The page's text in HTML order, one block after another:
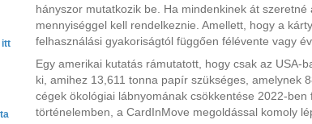
itt
hányszor mutatkozik be. Ha mindenkinek át
mennyiséggel kell rendelkeznie. Amellett, hogy a
felhasználási gyakoriságtól függően félévente vagy
Egy amerikai kutatás rámutatott, hogy csak az USA-
ki, amihez 13,611 tonna papír szükséges, amelynek
cégek ökológiai lábnyomának csökkentése 2022-
történelemben, a CardInMove megoldással komoly